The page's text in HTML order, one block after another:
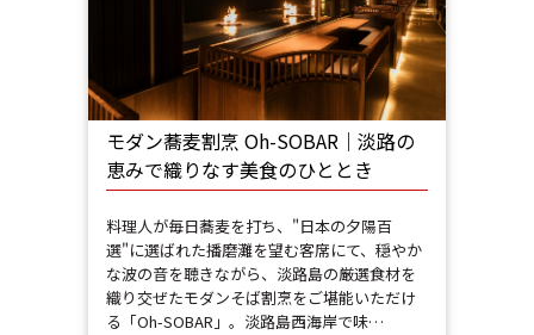
モダン蕎麦割烹 Oh-SOBAR｜淡路の
恵みで織りなす美食のひととき
料理人が毎日蕎麦を打ち、"日本の夕陽百
選"に選ばれた播磨灘を望む客席にて、穏やか
な波の音を聴きながら、淡路島の厳選食材を
織り交ぜたモダンそば割烹をご堪能いただけ
る「Oh-SOBAR」。淡路島西海岸で味…